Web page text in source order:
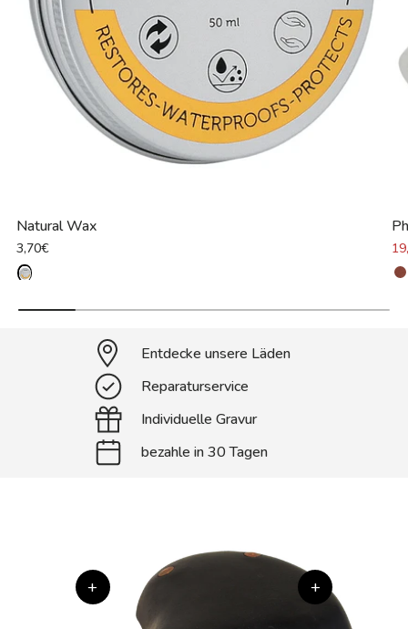
Natural Wax
3,70€
Entdecke unsere Läden
Reparaturservice
Individuelle Gravur
bezahle in 30 Tagen
+ +